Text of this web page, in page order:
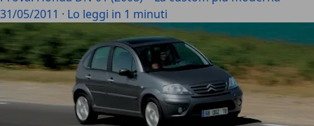
31/05/2011 · Lo leggi in 1 minuti